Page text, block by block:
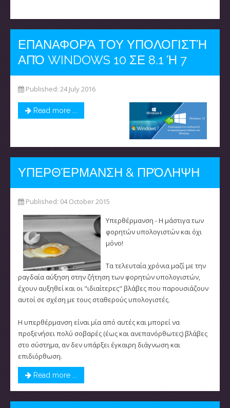
ΕΠΑΝΑΦΟΡΆ ΤΟΥ ΥΠΟΛΟΓΙΣΤΉ
ΑΠΌ WINDOWS 10 ΣΕ 8.1 Ή 7
Published: 24 July 2016
Read more ...
ΥΠΕΡΘΈΡΜΑΝΣΗ & ΠΡΌΛΗΨΗ
Published: 04 October 2015
Υπερθέρμανση - Η μάστιγα των
φορητών υπολογιστών και όχι
μόνο!
Τα τελευταία χρόνια μαζί με την
ραγδαία αύξηση στην ζήτηση των φορητών υπολογιστών,
έχουν αυξηθεί και οι "ιδιαίτερες" βλάβες που παρουσιάζουν
αυτοί σε σχέση με τους σταθερούς υπολογιστές.
Η υπερθέρμανση είναι μία από αυτές και μπορεί να
προξενήσει πολύ σοβαρές (έως και ανεπανόρθωτες) βλάβες
στο σύστημα, αν δεν υπάρξει έγκαιρη διάγνωση και
επιδιόρθωση.
Read more ...